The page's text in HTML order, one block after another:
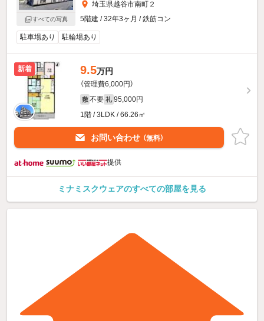
すべての写真
埼玉県越谷市南町２
5階建 / 32年3ヶ月 / 鉄筋コン
駐車場あり 駐輪場あり
新着 9.5万円
（管理費6,000円）
敷 不要 礼 95,000円
1階 / 3LDK / 66.26㎡
お問い合わせ （無料）
提供
ミナミスクウェアのすべての部屋を見る